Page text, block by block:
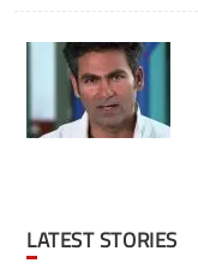
LATEST STORIES